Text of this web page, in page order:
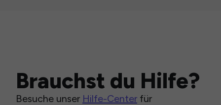
Brauchst du Hilfe?
Besuche unser Hilfe-Center für